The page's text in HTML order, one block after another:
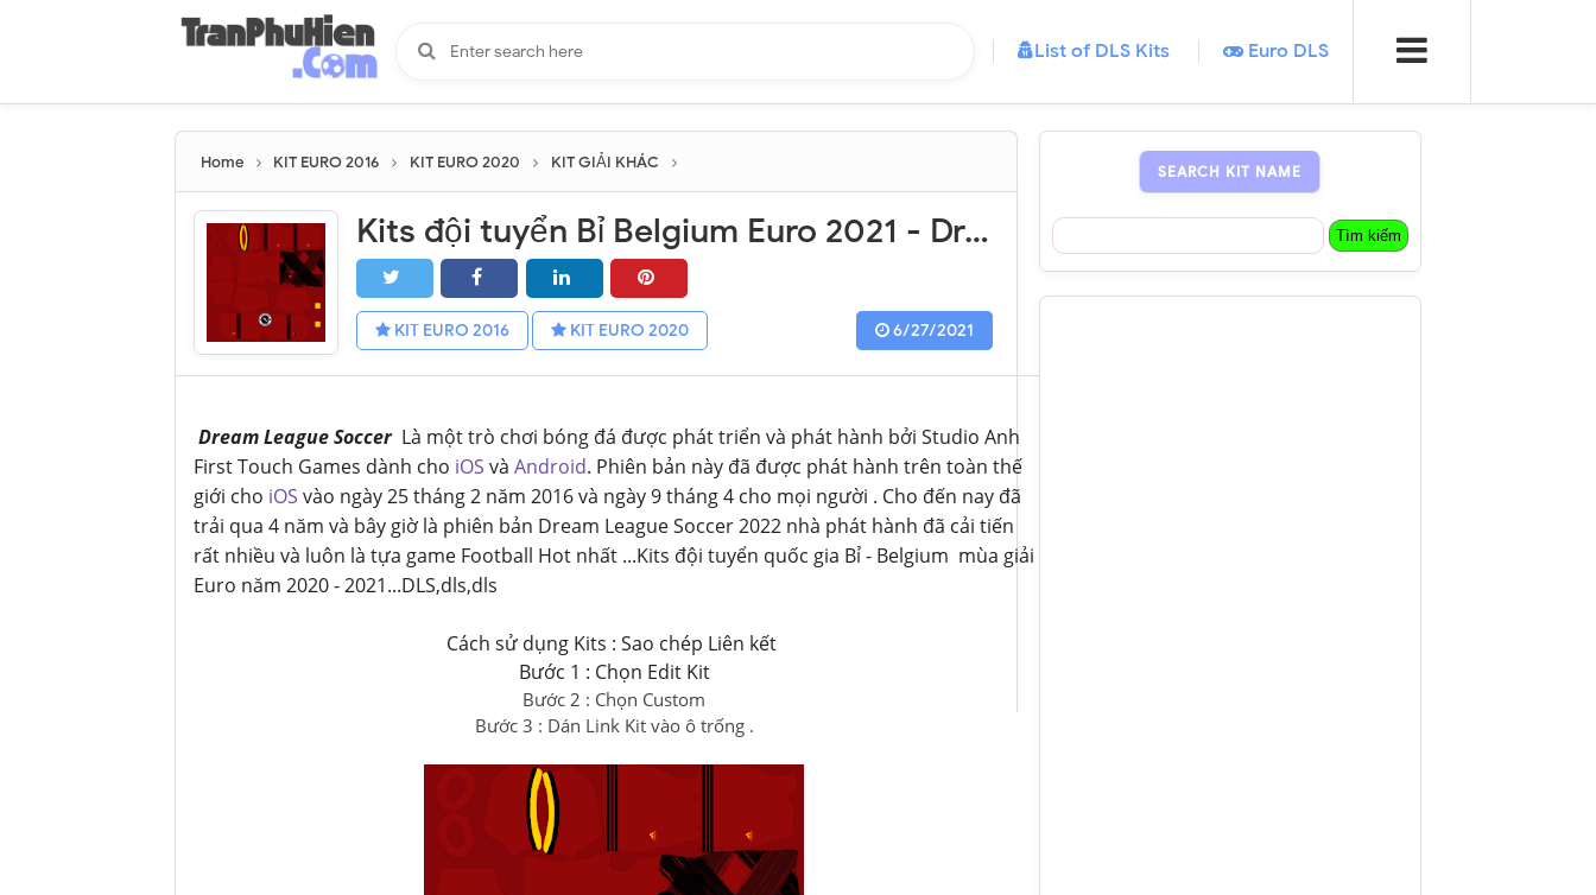
List of DLS Kits Euro DLS
Home KIT EURO 2016 KIT EURO 2020 KIT GIẢI KHÁC
Kits đội tuyển Bỉ Belgium Euro 2021 - Dream League Soccer 2021
KIT EURO 2016 KIT EURO 2020 6/27/2021
Dream League Soccer Là một trò chơi bóng đá được phát triển và phát hành bởi Studio Anh
First Touch Games dành cho iOS và Android. Phiên bản này đã được phát hành trên toàn thế
giới cho iOS vào ngày 25 tháng 2 năm 2016 và ngày 9 tháng 4 cho mọi người . Cho đến nay đã
trải qua 4 năm và bây giờ là phiên bản Dream League Soccer 2022 nhà phát hành đã cải tiến
rất nhiều và luôn là tựa game Football Hot nhất ...Kits đội tuyển quốc gia Bỉ - Belgium mùa giải
Euro năm 2020 - 2021...DLS,dls,dls
Cách sử dụng Kits : Sao chép Liên kết
Bước 1 : Chọn Edit Kit
Bước 2 : Chọn Custom
Bước 3 : Dán Link Kit vào ô trống .
SEARCH KIT NAME